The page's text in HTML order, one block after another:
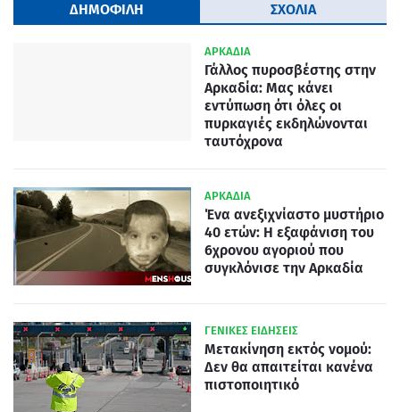
ΔΗΜΟΦΙΛΗ ΣΧΟΛΙΑ
ΑΡΚΑΔΙΑ
Γάλλος πυροσβέστης στην
Αρκαδία: Μας κάνει
εντύπωση ότι όλες οι
πυρκαγιές εκδηλώνονται
ταυτόχρονα
ΑΡΚΑΔΙΑ
Ένα ανεξιχνίαστο μυστήριο
40 ετών: Η εξαφάνιση του
6χρονου αγοριού που
συγκλόνισε την Αρκαδία
ΓΕΝΙΚΕΣ ΕΙΔΗΣΕΙΣ
Μετακίνηση εκτός νομού:
Δεν θα απαιτείται κανένα
πιστοποιητικό